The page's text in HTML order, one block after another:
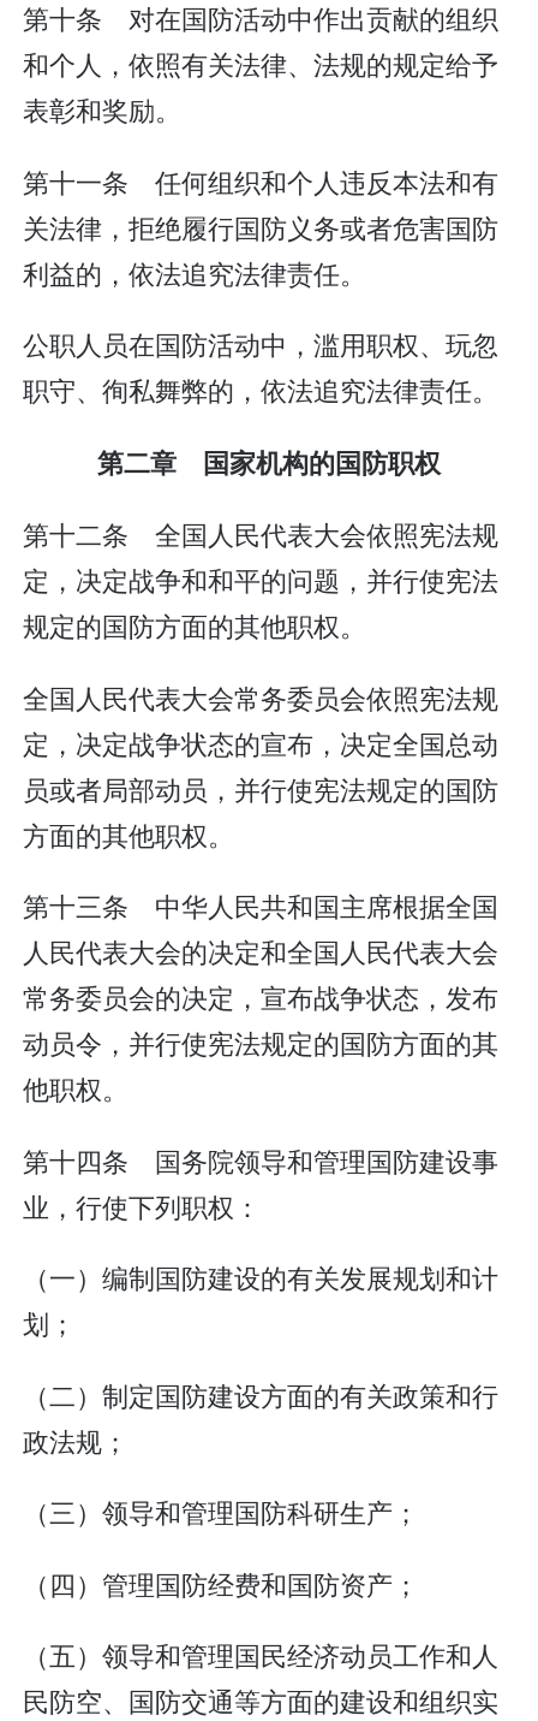
第十条 对在国防活动中作出贡献的组织
和个人，依照有关法律、法规的规定给予
表彰和奖励。
第十一条 任何组织和个人违反本法和有
关法律，拒绝履行国防义务或者危害国防
利益的，依法追究法律责任。
公职人员在国防活动中，滥用职权、玩忽
职守、徇私舞弊的，依法追究法律责任。
第二章 国家机构的国防职权
第十二条 全国人民代表大会依照宪法规
定，决定战争和和平的问题，并行使宪法
规定的国防方面的其他职权。
全国人民代表大会常务委员会依照宪法规
定，决定战争状态的宣布，决定全国总动
员或者局部动员，并行使宪法规定的国防
方面的其他职权。
第十三条 中华人民共和国主席根据全国
人民代表大会的决定和全国人民代表大会
常务委员会的决定，宣布战争状态，发布
动员令，并行使宪法规定的国防方面的其
他职权。
第十四条 国务院领导和管理国防建设事
业，行使下列职权：
（一）编制国防建设的有关发展规划和计
划；
（二）制定国防建设方面的有关政策和行
政法规；
（三）领导和管理国防科研生产；
（四）管理国防经费和国防资产；
（五）领导和管理国民经济动员工作和人
民防空、国防交通等方面的建设和组织实